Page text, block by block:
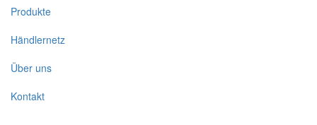
Produkte
Händlernetz
Über uns
Kontakt